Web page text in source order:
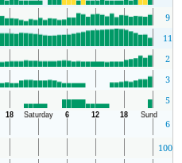
9
11
2
3
5
6
1001